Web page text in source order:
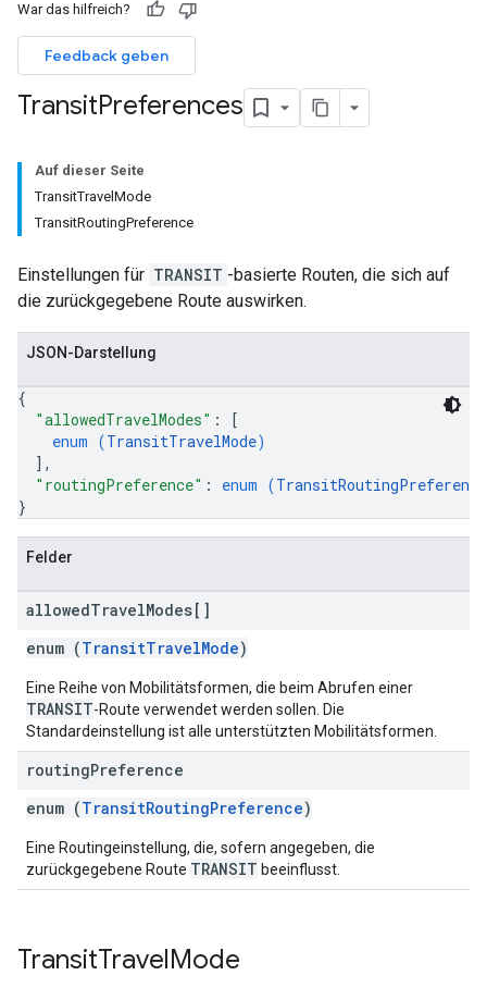
War das hilfreich?
Feedback geben
TransitPreferences
Auf dieser Seite
TransitTravelMode
TransitRoutingPreference
Einstellungen für TRANSIT -basierte Routen, die sich auf
die zurückgegebene Route auswirken.
JSON-Darstellung
{
"allowedTravelModes" :
[
enum (TransitTravelMode)
] ,
"routingPreference" : enum (TransitRoutingPreference
}
Felder
allowedTravelModes[]
enum (TransitTravelMode)
Eine Reihe von Mobilitätsformen, die beim Abrufen einer
TRANSIT-Route verwendet werden sollen. Die
Standardeinstellung ist alle unterstützten Mobilitätsformen.
routingPreference
enum (TransitRoutingPreference)
Eine Routingeinstellung, die, sofern angegeben, die
zurückgegebene Route TRANSIT beeinflusst.
TransitTravelMode